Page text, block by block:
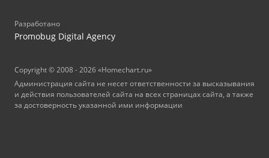
Разработано
Promobug Digital Agency
Copyright © 2008 - 2026 «Homechart.ru»
Администрация сайта не несет ответственности за высказывания
и действия пользователей сайта на всех страницах сайта, а также
за достоверность указанной ими информации